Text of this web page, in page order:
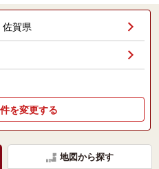
佐賀県
を変更する
地図から探す